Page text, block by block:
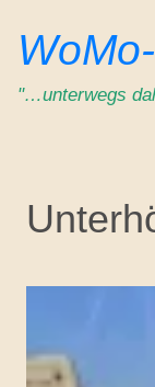
Inhalt
springen
"…unterwegs